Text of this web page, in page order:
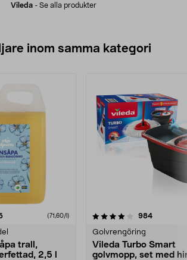
Vileda - Se alla produkter
inom samma kategori
recensioner (71,60/l)
trall,
2,5 l
984
Golvrengöring
Vileda Turbo Smart
golvmopp, set med
4.5 av 5 stjärnor